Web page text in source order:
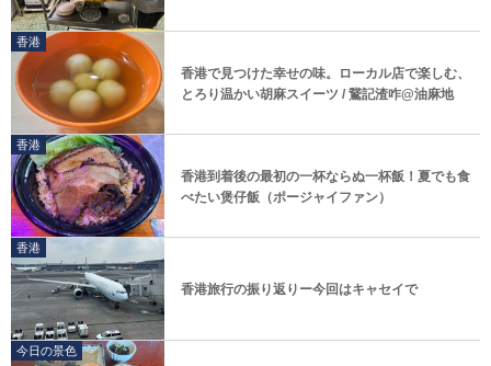
香港
香港で見つけた幸せの味。ローカル店で楽しむ、
とろり温かい胡麻スイーツ / 鵞記渣咋@油麻地
香港
香港到着後の最初の一杯ならぬ一杯飯！夏でも食
べたい煲仔飯（ポージャイファン）
香港
香港旅行の振り返りー今回はキャセイで
今日の景色